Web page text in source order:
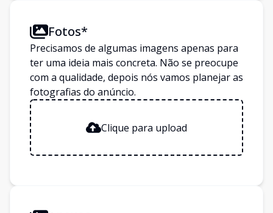
Fotos*
Precisamos de algumas imagens apenas para
ter uma ideia mais concreta. Não se preocupe
com a qualidade, depois nós vamos planejar as
fotografias do anúncio.
Clique para upload